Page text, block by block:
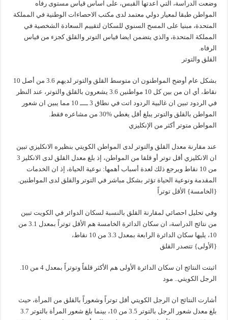
وضعت الدراسة، التي اعدتها القبس، على اساس قياس مستوى رفاه
المواطن طبقا لمعيار دولي معتمد لدى مكتب الاحصاءات الوطنية في المملكة
المتحدة، مبنيا على المسح السنوي للسكان لتقييم السعادة الشخصية في
المملكة المتحدة، والذي يتضمن ايضا قياس التوتر والقلق كجزء من قياس
الرفاه.
القلق والتوتر
بشكل عام أوضح المواطنون ان متوسط القلق والتوتر لديهم 3.6 من أصل 10
نقاط، أي ان من بين كل 10 مواطنين 3.6 يشعرون بالقلق والتوتر، عند النظر
في الردود تبين ان غالبية الردود اتت في نطاق 3 ــــ 10 مما يبين ان شعور
المواطن بالقلق والتوتر يبلغ أقل يغطي %30 من مشاعره فقط.
المواطن متوتر أكثر من الإنكليزي
عند مقارنة معدل القلق والتوتر لدى المواطن الكويتي بنظيره الانكليزي تبين
ان الانكليزي أقل توتر أو قلقا من المواطن، إذ بلغ معدل القلق لدى الانكليز 3
من 10 نقاط ويرجع ذلك لعدة أسباب أهمها: نوعية الحياة، إذ ان الخدمات
المقدمة ونوعية الحياة تؤثر بشكل مباشر في التوتر والقلق لدى المواطنين.
{الخامسة} الأقل توتراً
وفي تحليل احصائي لمقارنة القلق بالنسبة لسكان الدوائر في الكويت تبين
من نتائج الدراسة، ان سكان الدائرة الخامسة هم الأقل توتراً بمعدل 3.1 من
10، يليها سكان الدائرة الرابعة بمعدل 3.3 من 10 نقاط،
{الأولى} تتصدر القلق
اثبتت النتائج ان سكان الدائرة الأولى هم الأكثر قلقاً وتوتراً بمعدل 4 من 10.
الرجل الكويتي.. مود
أشارت النتائج ان الرجل الكويتي أقل توتراً وشعوراً بالقلق من المرأة، حيث
بلغ معدل شعور الرجل بالتوتر 3.5 من 10، بينما بلغ شعور المرأة بالتوتر 3.7